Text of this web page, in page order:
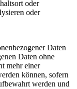
oder
oder
Daten
Daten ohne
mehr einer
können, sofern
werden und